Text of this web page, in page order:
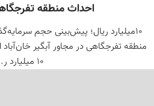
احداث منطقه
۱۰میلیارد ریال؛ پیش‌بینی حجم
منطقه تفرجگاهی در مجاور آبگیر
10 میلیارد ر...